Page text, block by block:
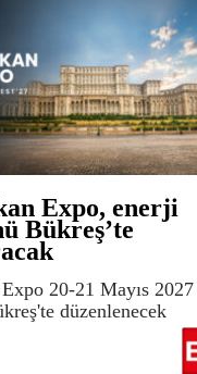
Expo, enerji
Bükreş’te
20-21 Mayıs 2027
düzenlenecek